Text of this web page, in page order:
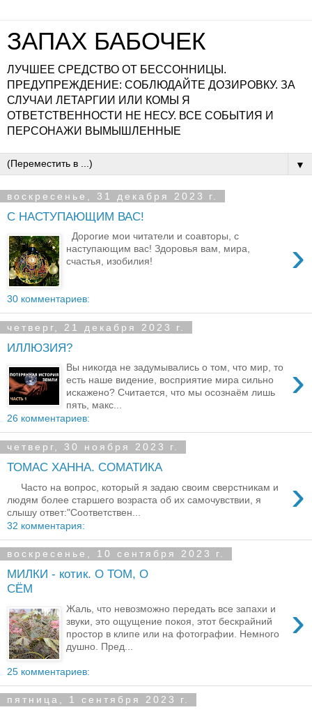
ЗАПАХ БАБОЧЕК
ЛУЧШЕЕ СРЕДСТВО ОТ БЕССОННИЦЫ.
ПРЕДУПРЕЖДЕНИЕ: СОБЛЮДАЙТЕ ДОЗИРОВКУ. ЗА
СЛУЧАИ ЛЕТАРГИИ ИЛИ КОМЫ Я
ОТВЕТСТВЕННОСТИ НЕ НЕСУ. ВСЕ СОБЫТИЯ И
ПЕРСОНАЖИ ВЫМЫШЛЕННЫЕ
▼
воскресенье, 31 декабря 2023 г.
С НАСТУПАЮЩИМ ВАС!
›
Дорогие мои читатели и соавторы, с
наступающим вас! Здоровья вам, мира,
счастья, изобилия!
30 комментариев:
четверг, 21 декабря 2023 г.
ИЛЛЮЗИЯ?
›
Вы никогда не задумывались о том, что мир, то
есть наше видение, восприятие мира сильно
искажено? Считается, что мы осознаём лишь
пять, макс...
26 комментариев:
четверг, 30 ноября 2023 г.
ТОМАС ХАННА. СОМАТИКА
›
Часто на вопрос, который я задаю своим сверстникам и
людям более старшего возраста об их самочувствии, я
слышу ответ:"Соответствен...
32 комментария:
воскресенье, 10 сентября 2023 г.
МИЛКИ - котик. О ТОМ, О
СЁМ
›
Жаль, что невозможно передать все запахи и
звуки, это ощущение покоя, этот бескрайний
простор в клипе или на фотографии. Немного
душно. Пред...
25 комментариев:
пятница, 1 сентября 2023 г.